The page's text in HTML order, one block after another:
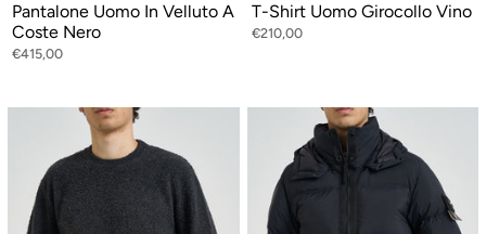
Pantalone Uomo In Velluto A
Coste Nero
€415,00
T-Shirt Uomo Girocollo Vino
€210,00